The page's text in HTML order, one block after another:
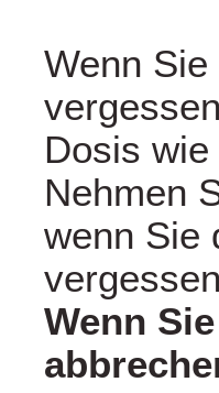
Wenn Sie
Dosis
Nehmen
wenn Sie
Wenn